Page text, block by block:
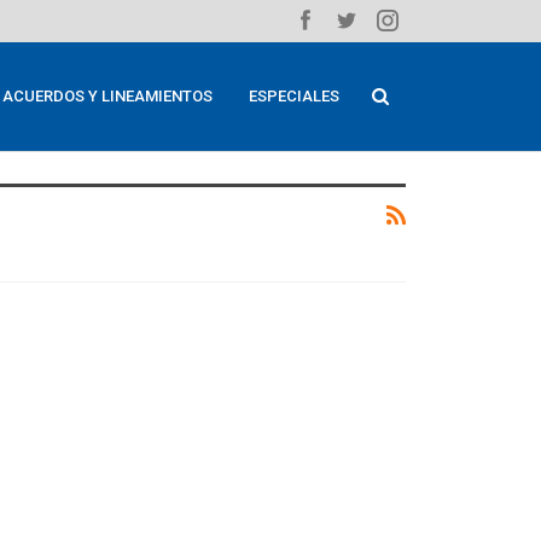
ACUERDOS Y LINEAMIENTOS ESPECIALES